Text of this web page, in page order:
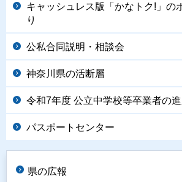
キャッシュレス版「かなトク!」の
り
公私合同説明・相談会
神奈川県の活断層
令和7年度 公立中学校等卒業者の
パスポートセンター
県の広報